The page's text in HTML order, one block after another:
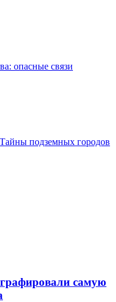
опасные связи
подземных городов
самую